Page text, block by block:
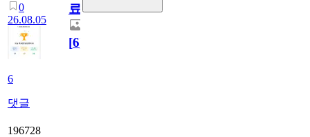
0
26.08.05
6
댓글
료
[6]
196728